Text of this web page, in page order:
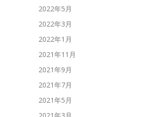
2022年5月
2022年3月
2022年1月
2021年11月
2021年9月
2021年7月
2021年5月